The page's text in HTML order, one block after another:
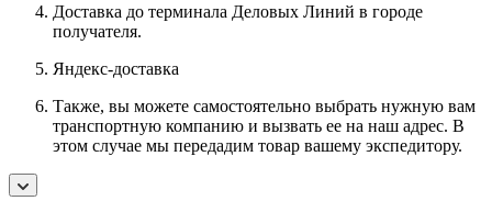
Доставка до терминала Деловых Линий в городе
получателя.
Яндекс-доставка
Также, вы можете самостоятельно выбрать нужную вам
транспортную компанию и вызвать ее на наш адрес. В
этом случае мы передадим товар вашему экспедитору.